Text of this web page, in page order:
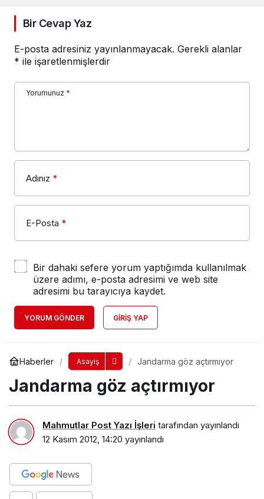
Bir Cevap Yaz
E-posta adresiniz yayınlanmayacak. Gerekli alanlar
* ile işaretlenmişlerdir
Yorumunuz *
Adınız *
E-Posta *
Bir dahaki sefere yorum yaptığımda kullanılmak
üzere adımı, e-posta adresimi ve web site
adresimi bu tarayıcıya kaydet.
YORUM GÖNDER GIRIŞ YAP
Haberler Asayiş Jandarma göz açtırmıyor
Jandarma göz açtırmıyor
Mahmutlar Post Yazı İşleri tarafından yayınlandı
12 Kasım 2012, 14:20 yayınlandı